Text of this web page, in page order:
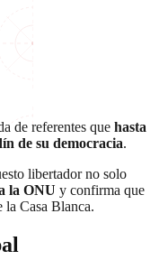
de referentes que hasta
de su democracia.
libertador no solo
la ONU y confirma que
la Casa Blanca.